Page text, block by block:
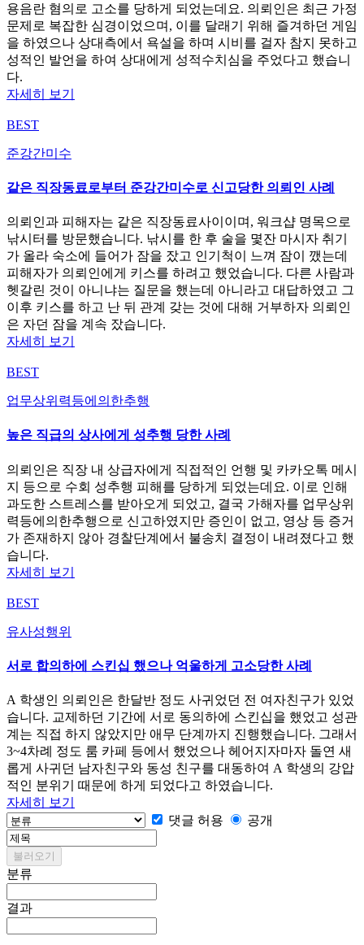
용음란 혐의로 고소를 당하게 되었는데요. 의뢰인은 최근 가정
문제로 복잡한 심경이었으며, 이를 달래기 위해 즐겨하던 게임
을 하였으나 상대측에서 욕설을 하며 시비를 걸자 참지 못하고
성적인 발언을 하여 상대에게 성적수치심을 주었다고 했습니
다.
자세히 보기
BEST
준강간미수
같은 직장동료로부터 준강간미수로 신고당한 의뢰인 사례
의뢰인과 피해자는 같은 직장동료사이이며, 워크샵 명목으로
낚시터를 방문했습니다. 낚시를 한 후 술을 몇잔 마시자 취기
가 올라 숙소에 들어가 잠을 잤고 인기척이 느껴 잠이 깼는데
피해자가 의뢰인에게 키스를 하려고 했었습니다. 다른 사람과
헷갈린 것이 아니냐는 질문을 했는데 아니라고 대답하였고 그
이후 키스를 하고 난 뒤 관계 갖는 것에 대해 거부하자 의뢰인
은 자던 잠을 계속 잤습니다.
자세히 보기
BEST
업무상위력등에의한추행
높은 직급의 상사에게 성추행 당한 사례
의뢰인은 직장 내 상급자에게 직접적인 언행 및 카카오톡 메시
지 등으로 수회 성추행 피해를 당하게 되었는데요. 이로 인해
과도한 스트레스를 받아오게 되었고, 결국 가해자를 업무상위
력등에의한추행으로 신고하였지만 증인이 없고, 영상 등 증거
가 존재하지 않아 경찰단계에서 불송치 결정이 내려졌다고 했
습니다.
자세히 보기
BEST
유사성행위
서로 합의하에 스킨십 했으나 억울하게 고소당한 사례
A 학생인 의뢰인은 한달반 정도 사귀었던 전 여자친구가 있었
습니다. 교제하던 기간에 서로 동의하에 스킨십을 했었고 성관
계는 직접 하지 않았지만 애무 단계까지 진행했습니다. 그래서
3~4차례 정도 룸 카페 등에서 했었으나 헤어지자마자 돌연 새
롭게 사귀던 남자친구와 동성 친구를 대동하여 A 학생의 강압
적인 분위기 때문에 하게 되었다고 하였습니다.
자세히 보기
댓글 허용
공개
불러오기
분류
결과